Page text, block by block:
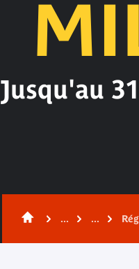
Jusqu'au
... ...